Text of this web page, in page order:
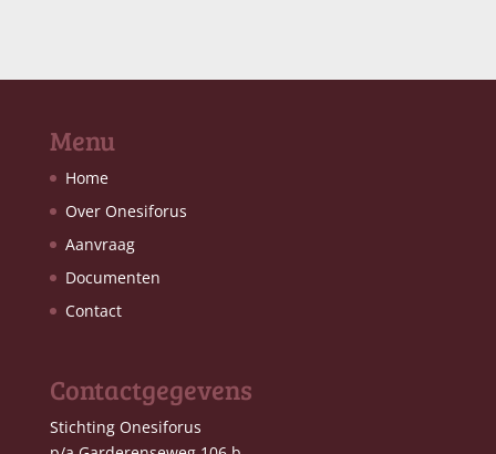
Menu
Home
Over Onesiforus
Aanvraag
Documenten
Contact
Contactgegevens
Stichting Onesiforus